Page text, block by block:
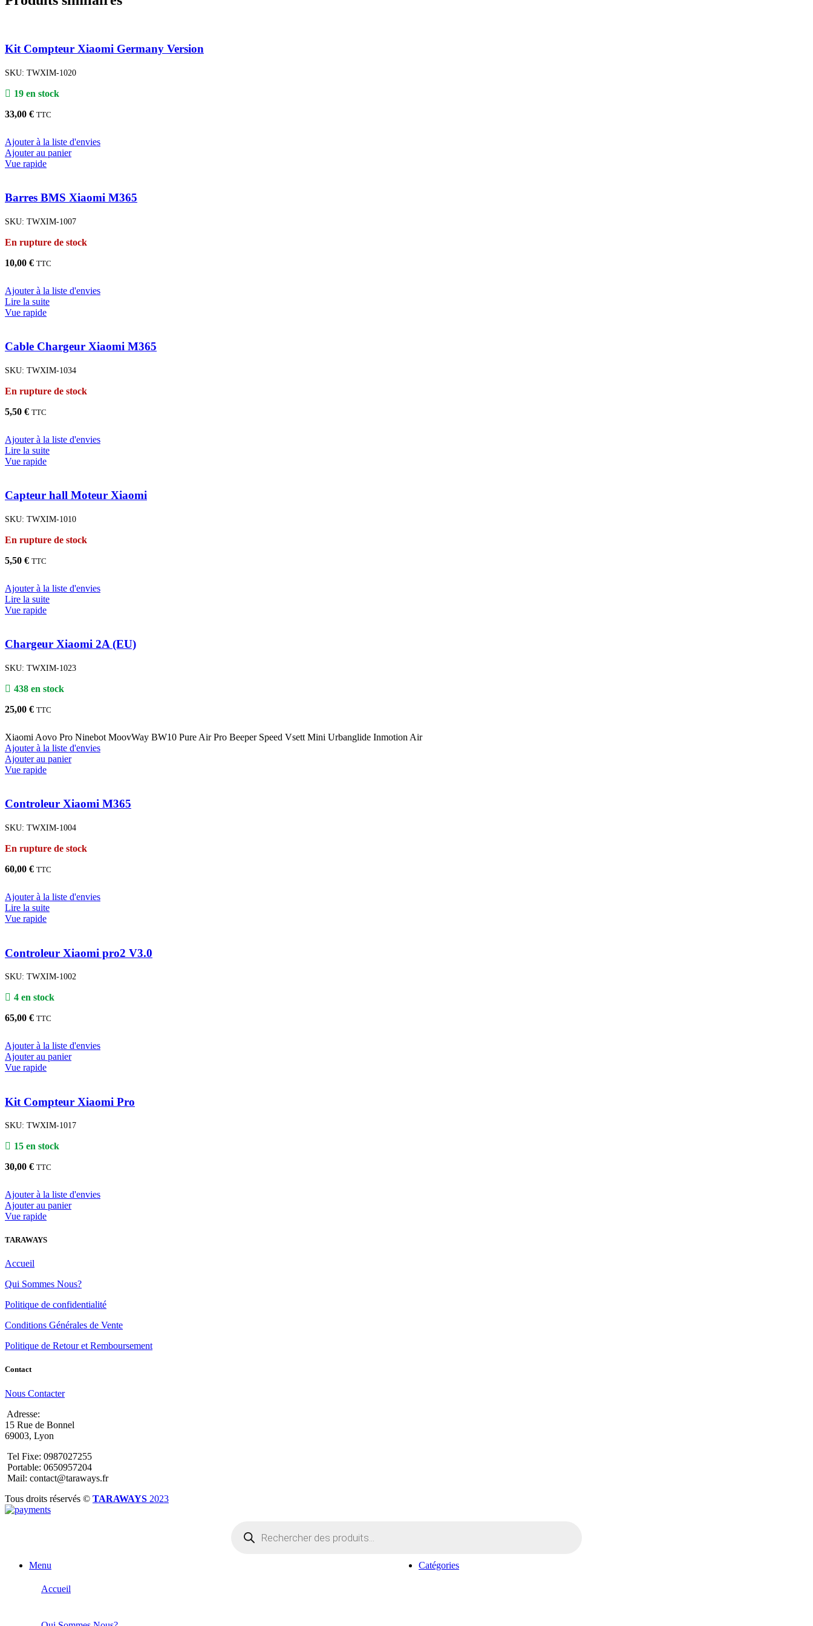
Kit Compteur Xiaomi Germany Version
SKU: TWXIM-1020
19 en stock
33,00 € TTC
Ajouter à la liste d'envies
Ajouter au panier
Vue rapide
Barres BMS Xiaomi M365
SKU: TWXIM-1007
En rupture de stock
10,00 € TTC
Ajouter à la liste d'envies
Lire la suite
Vue rapide
Cable Chargeur Xiaomi M365
SKU: TWXIM-1034
En rupture de stock
5,50 € TTC
Ajouter à la liste d'envies
Lire la suite
Vue rapide
Capteur hall Moteur Xiaomi
SKU: TWXIM-1010
En rupture de stock
5,50 € TTC
Ajouter à la liste d'envies
Lire la suite
Vue rapide
Chargeur Xiaomi 2A (EU)
SKU: TWXIM-1023
438 en stock
25,00 € TTC
Xiaomi Aovo Pro Ninebot MoovWay BW10 Pure Air Pro Beeper Speed Vsett Mini Urbanglide Inmotion Air
Ajouter à la liste d'envies
Ajouter au panier
Vue rapide
Controleur Xiaomi M365
SKU: TWXIM-1004
En rupture de stock
60,00 € TTC
Ajouter à la liste d'envies
Lire la suite
Vue rapide
Controleur Xiaomi pro2 V3.0
SKU: TWXIM-1002
4 en stock
65,00 € TTC
Ajouter à la liste d'envies
Ajouter au panier
Vue rapide
Kit Compteur Xiaomi Pro
SKU: TWXIM-1017
15 en stock
30,00 € TTC
Ajouter à la liste d'envies
Ajouter au panier
Vue rapide
TARAWAYS
Accueil
Qui Sommes Nous?
Politique de confidentialité
Conditions Générales de Vente
Politique de Retour et Remboursement
Contact
Nous Contacter
Adresse:
15 Rue de Bonnel
69003, Lyon
Tel Fixe: 0987027255
Portable: 0650957204
Mail: contact@taraways.fr
Tous droits réservés © TARAWAYS 2023
produits
Menu
Catégories
Accueil